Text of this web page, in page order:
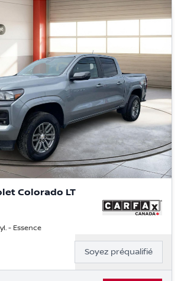
Colorado LT
- Essence
Soyez préqualifié